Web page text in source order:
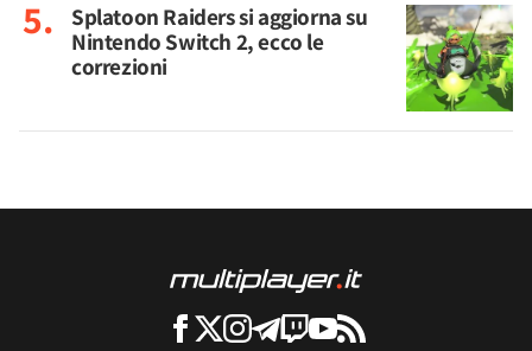
Splatoon Raiders si aggiorna su
Nintendo Switch 2, ecco le
correzioni